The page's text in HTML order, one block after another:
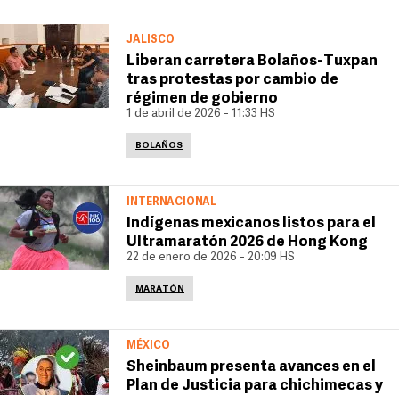
JALISCO
Liberan carretera Bolaños-Tuxpan
tras protestas por cambio de
régimen de gobierno
1 de abril de 2026 - 11:33 HS
BOLAÑOS
INTERNACIONAL
Indígenas mexicanos listos para el
Ultramaratón 2026 de Hong Kong
22 de enero de 2026 - 20:09 HS
MARATÓN
MÉXICO
Sheinbaum presenta avances en el
Plan de Justicia para chichimecas y